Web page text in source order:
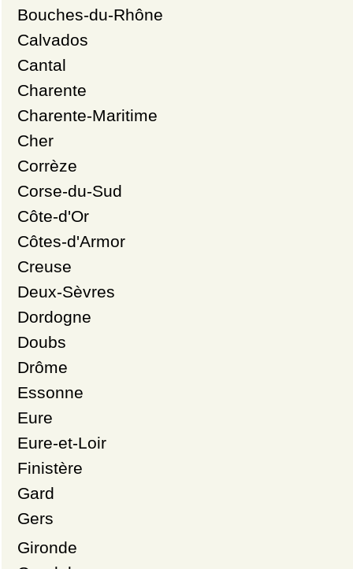
Bouches-du-Rhône
Calvados
Cantal
Charente
Charente-Maritime
Cher
Corrèze
Corse-du-Sud
Côte-d'Or
Côtes-d'Armor
Creuse
Deux-Sèvres
Dordogne
Doubs
Drôme
Essonne
Eure
Eure-et-Loir
Finistère
Gard
Gers
Gironde